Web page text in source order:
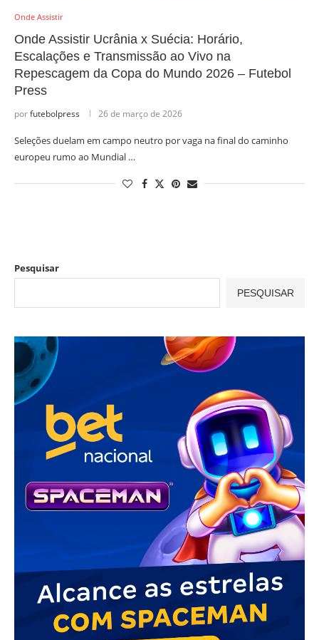
Onde Assistir
Onde Assistir Ucrânia x Suécia: Horário,
Escalações e Transmissão ao Vivo na
Repescagem da Copa do Mundo 2026 – Futebol
Press
porfutebolpress 26 de março de 2026
Seleções duelam em campo neutro por vaga na final do caminho
europeu rumo ao Mundial …
Pesquisar
PESQUISAR